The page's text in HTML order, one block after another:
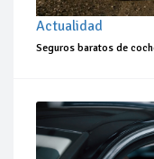
Actualidad
Seguros baratos de